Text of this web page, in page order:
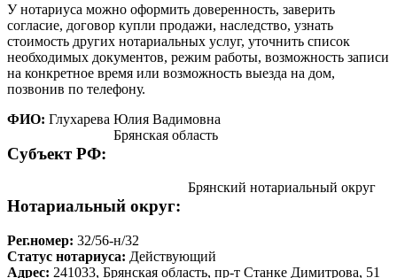
У нотариуса можно оформить доверенность, заверить
согласие, договор купли продажи, наследство, узнать
стоимость других нотариальных услуг, уточнить список
необходимых документов, режим работы, возможность записи
на конкретное время или возможность выезда на дом,
позвонив по телефону.
ФИО: Глухарева Юлия Вадимовна
Cубъект РФ:
Брянская область
Нотариальный округ:
Брянский нотариальный округ
Рег.номер: 32/56-н/32
Статус нотариуса: Действующий
Адрес: 241033, Брянская область, пр-т Станке Димитрова, 51